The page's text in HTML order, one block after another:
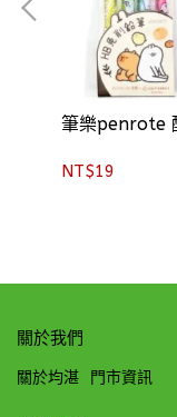
筆樂penrote
NT$19
關於我們
關於均湛 門市資訊